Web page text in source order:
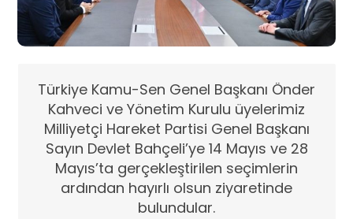
Türkiye Kamu-Sen Genel Başkanı Önder
Kahveci ve Yönetim Kurulu üyelerimiz
Milliyetçi Hareket Partisi Genel Başkanı
Sayın Devlet Bahçeli’ye 14 Mayıs ve 28
Mayıs’ta gerçekleştirilen seçimlerin
ardından hayırlı olsun ziyaretinde
bulundular.